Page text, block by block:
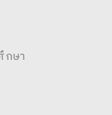
กษา